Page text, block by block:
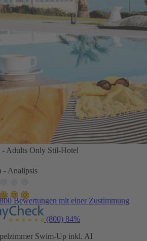
Adults Only Stil-Hotel
- Analipsis
Bewertungen mit einer Zustimmung
(800) 84%
Swim-Up inkl. AI